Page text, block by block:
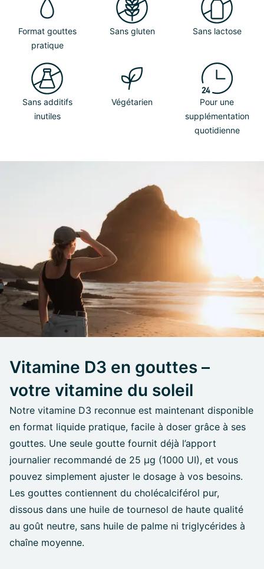
Format gouttes
pratique
Sans gluten Sans lactose
Sans additifs
inutiles
Végétarien
Pour une
supplémentation
quotidienne
Vitamine D3 en gouttes –
votre vitamine du soleil
Notre vitamine D3 reconnue est maintenant disponible
en format liquide pratique, facile à doser grâce à ses
gouttes. Une seule goutte fournit déjà l’apport
journalier recommandé de 25 µg (1000 UI), et vous
pouvez simplement ajuster le dosage à vos besoins.
Les gouttes contiennent du cholécalciférol pur,
dissous dans une huile de tournesol de haute qualité
au goût neutre, sans huile de palme ni triglycérides à
chaîne moyenne.